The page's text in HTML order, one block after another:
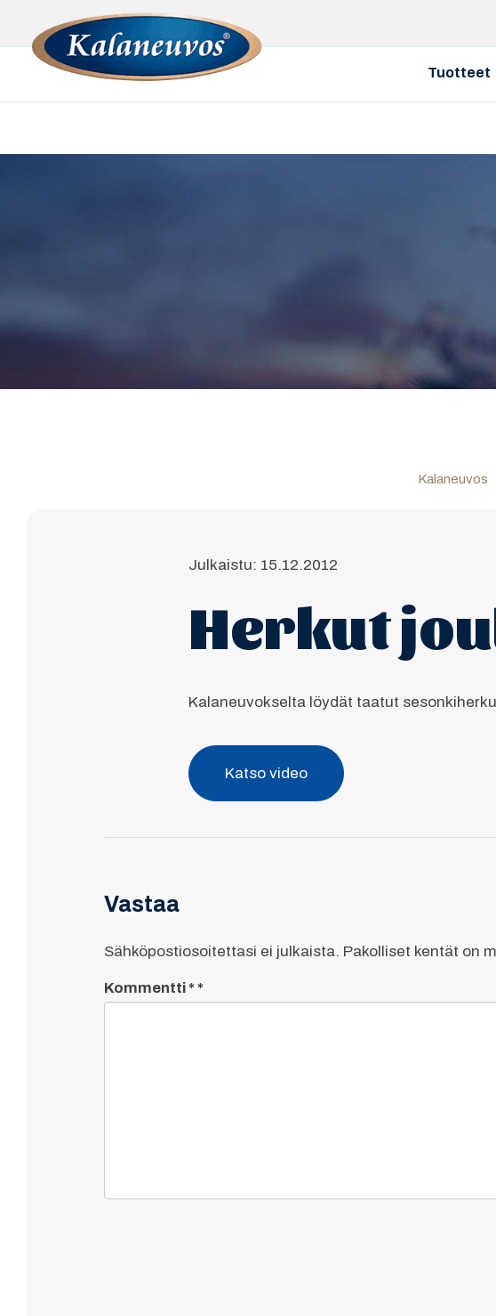
Tuotteet
Kalaneuvos
Julkaistu: 15.12.2012
Herkut
Kalaneuvokselta löydät taatut
Katso video
Vastaa
Sähköpostiosoitettasi ei julkaista. Pakolliset kentät on
Kommentti*